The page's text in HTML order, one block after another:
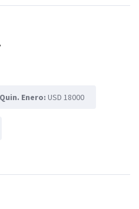
Enero: USD 18000